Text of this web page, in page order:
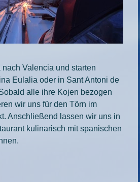
Valencia und starten
Eulalia oder in Sant Antoni de
alle ihre Kojen bezogen
wir uns für den Törn im
Anschließend lassen wir uns in
kulinarisch mit spanischen